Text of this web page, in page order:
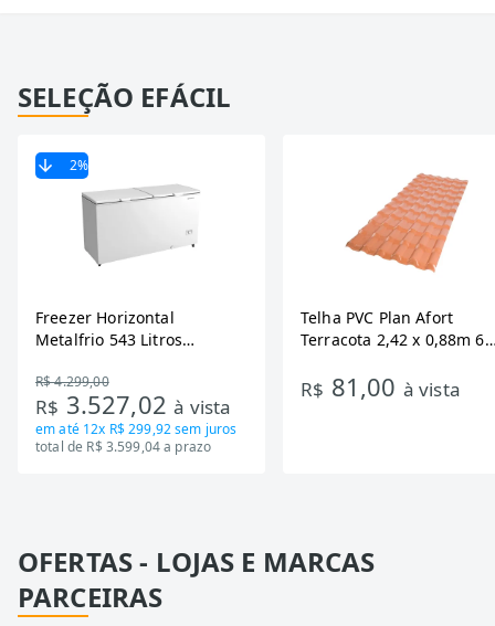
SELEÇÃO EFÁCIL
2%
Freezer Horizontal
Metalfrio 543 Litros
Tecnologia Inverter, Branco,
Bivolt
R$ 4.299,00
R$ 3.527,02à vista
em até 12x R$ 299,92sem juros
total de R$ 3.599,04 a prazo
Telha PVC Plan Afort
Terracota 2,42 x 0,88m 6
R$ 81,00 à vista
OFERTAS - LOJAS E MARCAS
PARCEIRAS